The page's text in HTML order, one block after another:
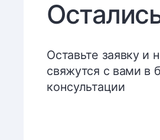
Оставьте заявку
свяжутся с вами в
консультации